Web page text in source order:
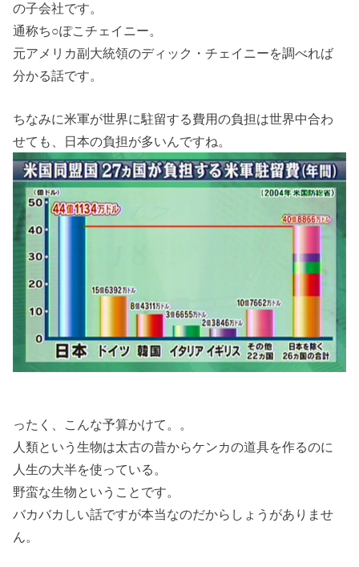
の子会社です。
通称ち○ぽこチェイニー。
元アメリカ副大統領のディック・チェイニーを調べれば
分かる話です。
ちなみに米軍が世界に駐留する費用の負担は世界中合わ
せても、日本の負担が多いんですね。
ったく、こんな予算かけて。。
人類という生物は太古の昔からケンカの道具を作るのに
人生の大半を使っている。
野蛮な生物ということです。
バカバカしい話ですが本当なのだからしょうがありませ
ん。